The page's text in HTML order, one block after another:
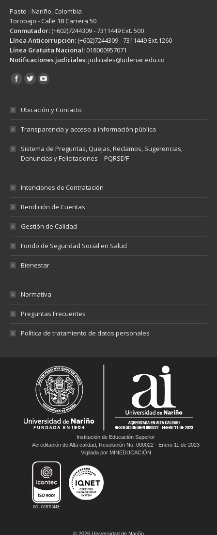
Pasto - Nariño, Colombia
Torobajo - Calle 18 Carrera 50
Conmutador: (+602)7244309 - 7311449 Ext. 500
Línea Anticorrupción: (+602)7244309 - 7311449 Ext.1260
Línea Gratuita Nacional: 018000957071
Notificaciones judiciales:judiciales@udenar.edu.co
Encuéntranos en:
Ubicación y Contacto
Transparencia y acceso a información pública
Sistema de Preguntas, Quejas, Reclamos, Sugerencias,
Denuncias y Felicitaciones – PQRSD’F
Intenciones de Contratación
Rendición de Cuentas
Gestión de Calidad
Fondo de Seguridad Social en Salud
Bienestar
Normativa
Preguntas Frecuentes
Política de tratamiento de datos personales
Institución de Educación Superior
Acreditación de Alta calidad, Resolución No. 000022 - Enero 11 de 2023
Vigilada por MINEDUCACIÓN
© 2026 Universidad de Nariño